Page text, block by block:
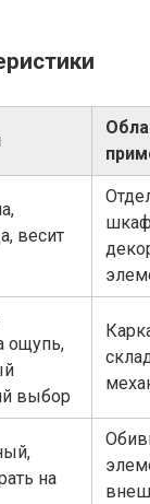
весит
ощупь,
выбор
на